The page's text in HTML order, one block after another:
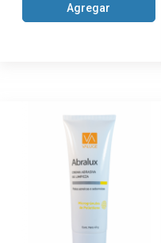
Agregar